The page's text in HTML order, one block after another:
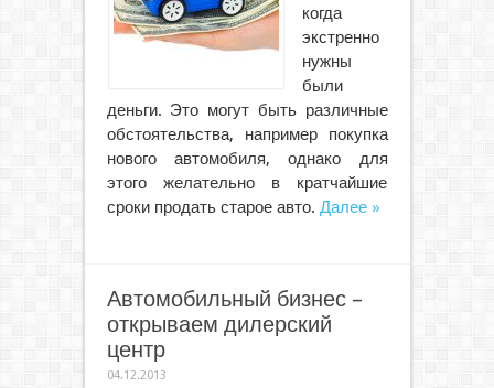
когда
экстренно
нужны
были
деньги. Это могут быть различные
обстоятельства, например покупка
нового автомобиля, однако для
этого желательно в кратчайшие
сроки продать старое авто. Далее »
Автомобильный бизнес –
открываем дилерский
центр
04.12.2013